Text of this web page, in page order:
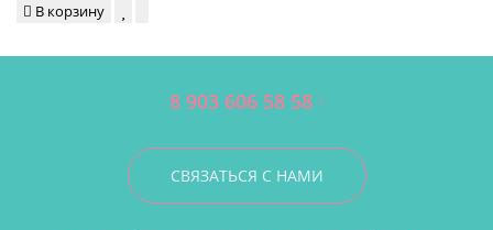
В корзину
8 903 606 58 58
СВЯЗАТЬСЯ С НАМИ